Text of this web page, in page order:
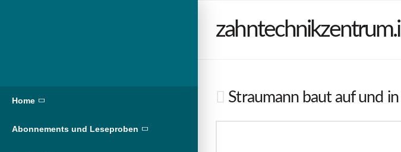
Home
Abonnements und Leseproben
Straumann baut auf und